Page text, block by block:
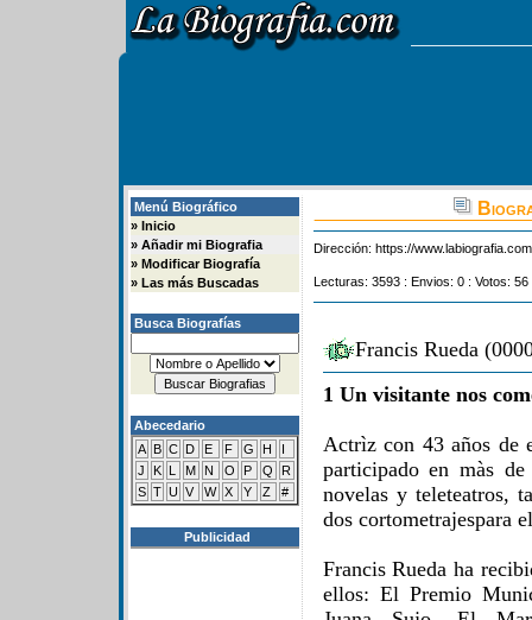
Menú Biográfico
» Inicio
» Añadir mi Biografia
» Modificar Biografía
» Las más Buscadas
Busca Biografías
Abecedario
A B C D E F G H
I
J
K L M N O P Q
R
S T U V W X Y Z #
Publicidad
Dirección: https://
Lecturas: 3593 : Envios: 0 : Votos:
Francis Rueda
1 Un visitante nos
Actrìz con 43 años de
participado en màs
novelas y teleteatros,
dos cortometrajespara
Francis Rueda ha
ellos: El Premio